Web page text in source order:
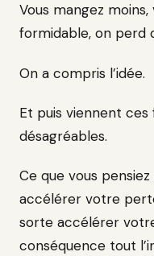
Vous mangez moins,
formidable, on perd
On a compris l’idée.
Et puis viennent ces
désagréables.
Ce que vous
accélérer votre
sorte accélérer
conséquence tout